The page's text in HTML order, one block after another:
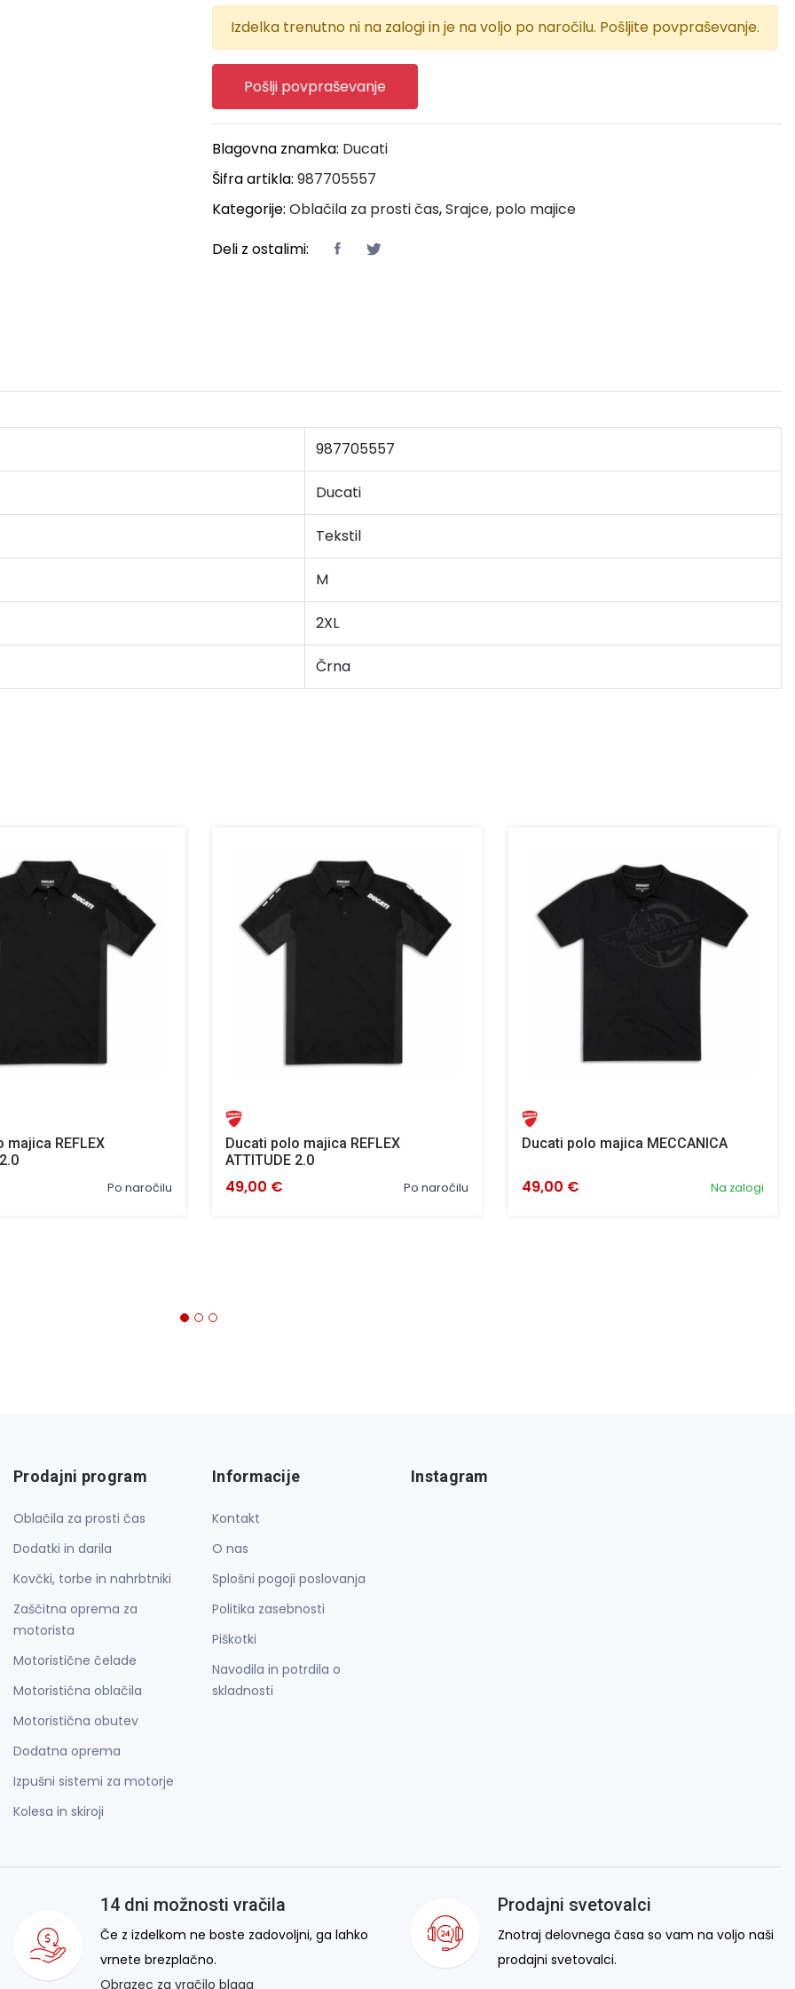
Izdelka trenutno ni na zalogi in je na voljo po naročilu. Pošljite povpraševanje.
Pošlji povpraševanje
Blagovna znamka: Ducati
Šifra artikla: 987705557
Kategorije: Oblačila za prosti čas,Srajce, polo majice
Deli z ostalimi:
987705557
Ducati
Tekstil
M
2XL
Črna
REFLEX
Po naročilu
Ducati polo majica REFLEX
ATTITUDE 2.0
Po naročilu
49,00 €
Ducati polo majica MECCANICA
Na zalogi
49,00 €
Prodajni program
Oblačila za prosti čas
Dodatki in darila
Kovčki, torbe in nahrbtniki
Zaščitna oprema za
motorista
Motoristične čelade
Motoristična oblačila
Motoristična obutev
Dodatna oprema
Izpušni sistemi za motorje
Kolesa in skiroji
Informacije
Kontakt
O nas
Splošni pogoji poslovanja
Politika zasebnosti
Piškotki
Navodila in potrdila o
skladnosti
Instagram
14 dni možnosti vračila
Če z izdelkom ne boste zadovoljni, ga lahko
vrnete brezplačno.
Obrazec za vračilo blaga
Prodajni svetovalci
Znotraj delovnega časa so vam na voljo naši
prodajni svetovalci.